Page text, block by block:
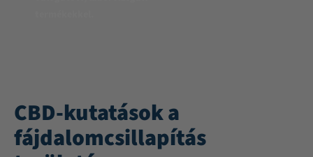
CBD-kutatások a
fájdalomcsillapítás